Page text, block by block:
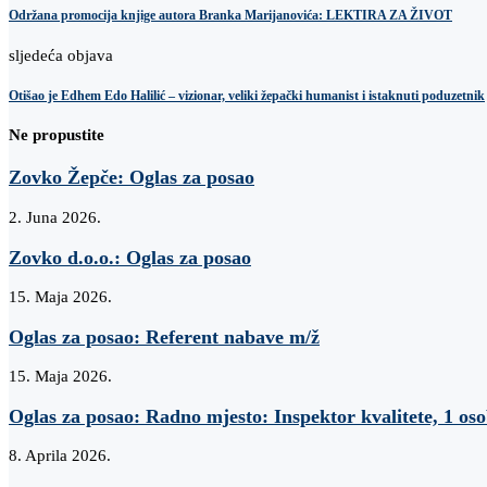
Održana promocija knjige autora Branka Marijanovića: LEKTIRA ZA ŽIVOT
sljedeća objava
Otišao je Edhem Edo Halilić – vizionar, veliki žepački humanist i istaknuti poduzetnik
Ne propustite
Zovko Žepče: Oglas za posao
2. Juna 2026.
Zovko d.o.o.: Oglas za posao
15. Maja 2026.
Oglas za posao: Referent nabave m/ž
15. Maja 2026.
Oglas za posao: Radno mjesto: Inspektor kvalitete, 1
8. Aprila 2026.